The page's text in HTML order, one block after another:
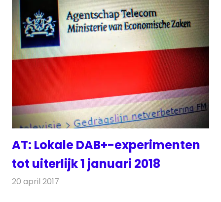
AT: Lokale DAB+-experimenten
tot uiterlijk 1 januari 2018
20 april 2017